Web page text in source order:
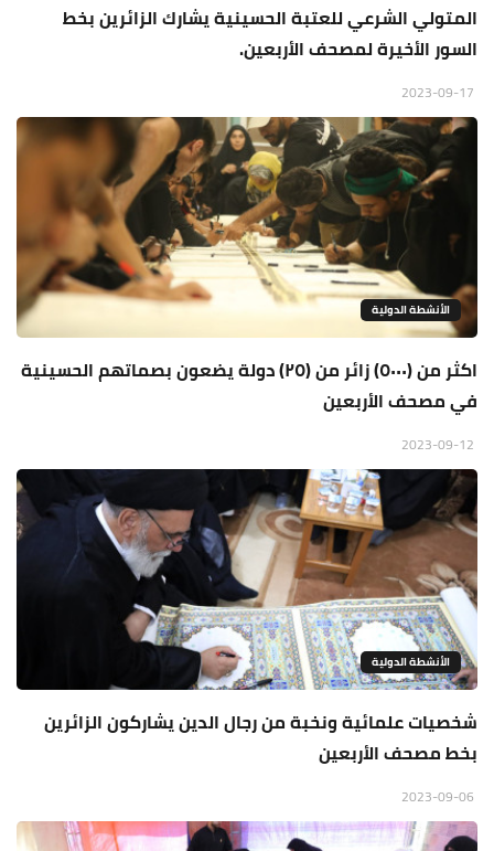
المتولي الشرعي للعتبة الحسينية يشارك الزائرين بخط
السور الأخيرة لمصحف الأربعين.
الأنشطة الدولية
اكثر من (٥٠٠٠) زائر من (٢٥) دولة يضعون بصماتهم الحسينية
في مصحف الأربعين
الأنشطة الدولية
شخصيات علمائية ونخبة من رجال الدين يشاركون الزائرين
بخط مصحف الأربعين